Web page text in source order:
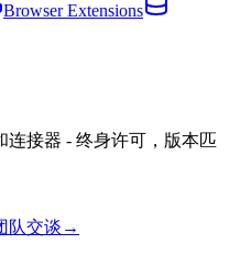
Browser Extensions
连接器 - 终身许可，版本匹
队交谈 →